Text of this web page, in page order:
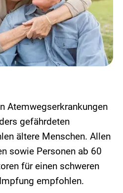
Atemwegserkrankungen
gefährdeten
ältere Menschen. Allen
sowie Personen ab 60
für einen schweren
empfohlen.